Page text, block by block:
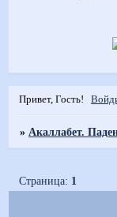
Привет, Гость!
» Акаллабет.
Страница: 1